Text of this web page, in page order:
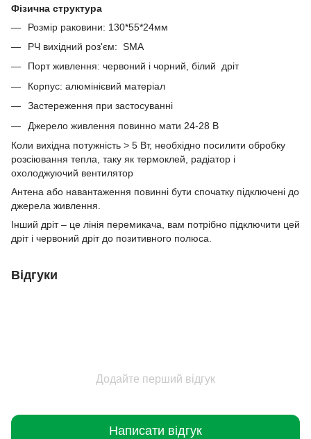
Фізична структура
Розмір раковини: 130*55*24мм
РЧ вихідний роз'єм: SMA
Порт живлення: червоний і чорний, білий дріт
Корпус: алюмінієвий матеріал
Застереження при застосуванні
Джерело живлення повинно мати 24-28 В
Коли вихідна потужність > 5 Вт, необхідно посилити обробку
розсіювання тепла, таку як термоклей, радіатор і
охолоджуючий вентилятор
Антена або навантаження повинні бути спочатку підключені до
джерела живлення.
Інший дріт – це лінія перемикача, вам потрібно підключити цей
дріт і червоний дріт до позитивного полюса.
Відгуки
Додайте перший відгук
Написати відгук